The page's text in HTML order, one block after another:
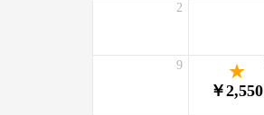
2
9
￥2,550